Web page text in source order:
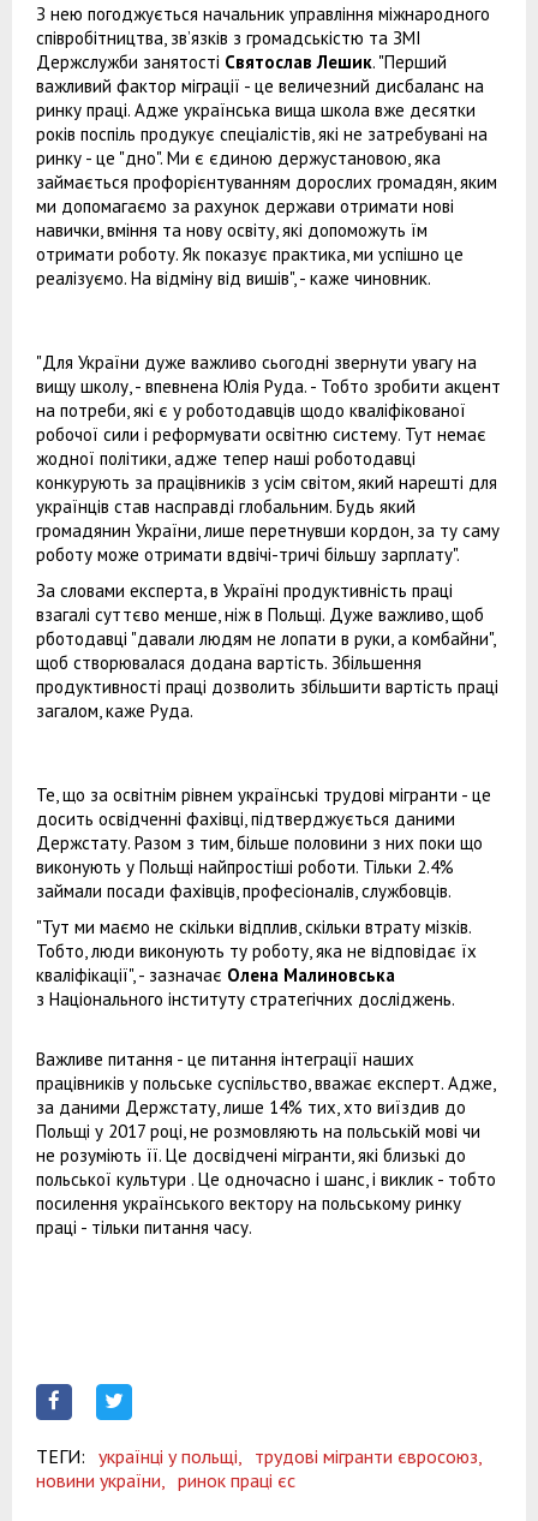
З нею погоджується начальник управління міжнародного
співробітництва, зв’язків з громадськістю та ЗМІ
Держслужби занятості Святослав Лешик. "Перший
важливий фактор міграції - це величезний дисбаланс на
ринку праці. Адже українська вища школа вже десятки
років поспіль продукує спеціалістів, які не затребувані на
ринку - це "дно". Ми є єдиною держустановою, яка
займається профорієнтуванням дорослих громадян, яким
ми допомагаємо за рахунок держави отримати нові
навички, вміння та нову освіту, які допоможуть їм
отримати роботу. Як показує практика, ми успішно це
реалізуємо. На відміну від вишів", - каже чиновник.
"Для України дуже важливо сьогодні звернути увагу на
вищу школу, - впевнена Юлія Руда. - Тобто зробити акцент
на потреби, які є у роботодавців щодо кваліфікованої
робочої сили і реформувати освітню систему. Тут немає
жодної політики, адже тепер наші роботодавці
конкурують за працівників з усім світом, який нарешті для
українців став насправді глобальним. Будь який
громадянин України, лише перетнувши кордон, за ту саму
роботу може отримати вдвічі-тричі більшу зарплату".
За словами експерта, в Україні продуктивність праці
взагалі суттєво менше, ніж в Польщі. Дуже важливо, щоб
рботодавці "давали людям не лопати в руки, а комбайни",
щоб створювалася додана вартість. Збільшення
продуктивності праці дозволить збільшити вартість праці
загалом, каже Руда.
Те, що за освітнім рівнем українські трудові мігранти - це
досить освідченні фахівці, підтверджується даними
Держстату. Разом з тим, більше половини з них поки що
виконують у Польщі найпростіші роботи. Тільки 2.4%
займали посади фахівців, професіоналів, службовців.
"Тут ми маємо не скільки відплив, скільки втрату мізків.
Тобто, люди виконують ту роботу, яка не відповідає їх
кваліфікації", - зазначає Олена Малиновська
з Національного інституту стратегічних досліджень.
Важливе питання - це питання інтеграції наших
працівників у польське суспільство, вважає експерт. Адже,
за даними Держстату, лише 14% тих, хто виїздив до
Польщі у 2017 році, не розмовляють на польській мові чи
не розуміють її. Це досвідчені мігранти, які близькі до
польської культури . Це одночасно і шанс, і виклик - тобто
посилення українського вектору на польському ринку
праці - тільки питання часу.
ТЕГИ: українці у польщі,
трудові мігранти євросоюз,
новини україни,
ринок праці єс